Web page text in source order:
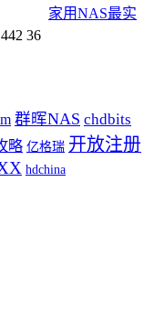
家用NAS最实
36
群晖NAS chdbits
略 亿格瑞 开放注册
hdchina